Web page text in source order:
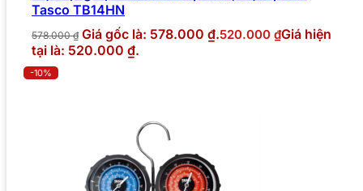
Tasco TB14HN
578.000₫ Giá gốc là: 578.000 ₫.520.000 ₫Giá hiện
tại là: 520.000 ₫.
-10%